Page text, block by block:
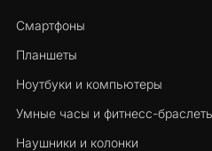
Смартфоны
Планшеты
Ноутбуки и компьютеры
Умные часы и фитнесс-
Наушники и колонки